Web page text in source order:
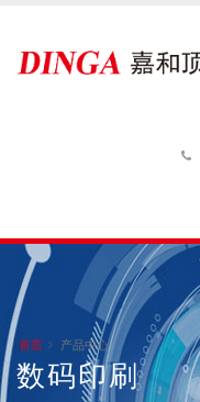
首页 产品中心
数码印刷